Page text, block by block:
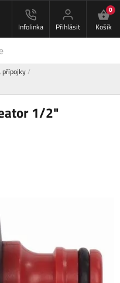
Infolinka Přihlásit
0
Košík
přípojky
1/2"